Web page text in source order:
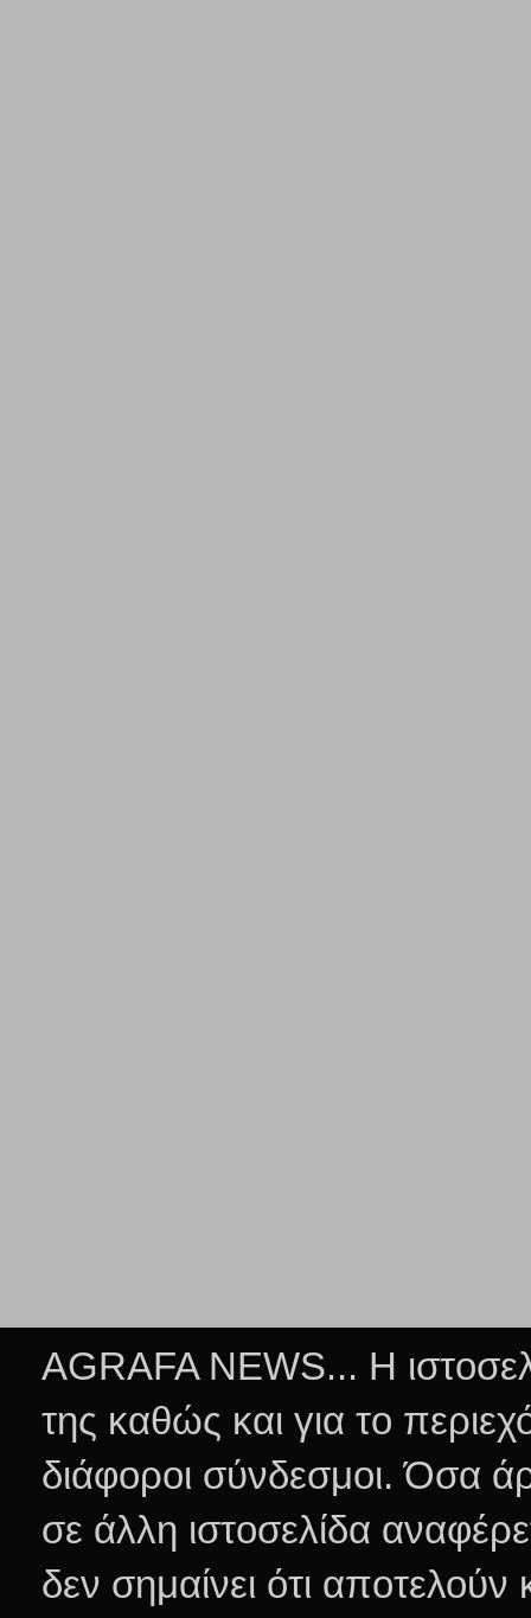
AGRAFA NEWS... Η
της καθώς και για το
διάφοροι σύνδεσμοι.Όσα
σε άλλη ιστοσελίδα
δεν σημαίνει ότι